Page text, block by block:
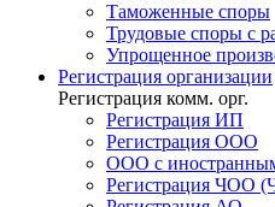
Таможенные споры
Трудовые споры с
Упрощенное
Регистрация организации
Регистрация комм. орг.
Регистрация ИП
Регистрация ООО
ООО с
Регистрация ЧОО